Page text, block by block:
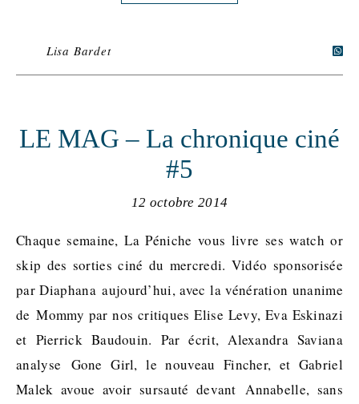
Lisa Bardet
LE MAG – La chronique ciné
#5
12 octobre 2014
Chaque semaine, La Péniche vous livre ses watch or
skip des sorties ciné du mercredi. Vidéo sponsorisée
par Diaphana aujourd’hui, avec la vénération unanime
de Mommy par nos critiques Elise Levy, Eva Eskinazi
et Pierrick Baudouin. Par écrit, Alexandra Saviana
analyse Gone Girl, le nouveau Fincher, et Gabriel
Malek avoue avoir sursauté devant Annabelle, sans